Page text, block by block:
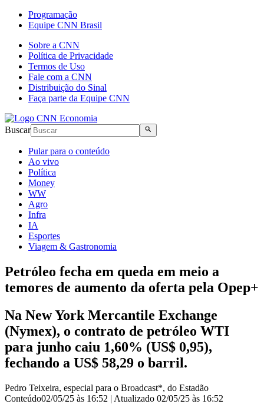
Programação
Equipe CNN Brasil
Sobre a CNN
Política de Privacidade
Termos de Uso
Fale com a CNN
Distribuição do Sinal
Faça parte da Equipe CNN
Buscar
Pular para o conteúdo
Ao vivo
Política
Money
WW
Agro
Infra
IA
Esportes
Viagem & Gastronomia
Petróleo fecha em queda em meio a
temores de aumento da oferta pela Opep+
Na New York Mercantile Exchange
(Nymex), o contrato de petróleo WTI
para junho caiu 1,60% (US$ 0,95),
fechando a US$ 58,29 o barril.
Pedro Teixeira, especial para o Broadcast*, do Estadão
Conteúdo02/05/25 às 16:52 | Atualizado 02/05/25 às 16:52